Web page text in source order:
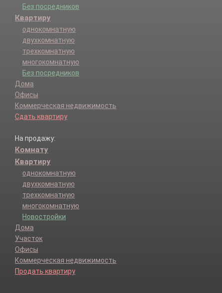
Без посредников
Квартиру
однокомнатную
двухкомнатную
трехкомнатную
многокомнатную
Без посредников
Дома
Офисы
Коммерческая недвижимость
Сдать квартиру
На продажу:
Комнату
Квартиру
однокомнатную
двухкомнатную
трехкомнатную
многокомнатную
Новостройки
Дома
Участок
Офисы
Коммерческая недвижимость
Продать квартиру